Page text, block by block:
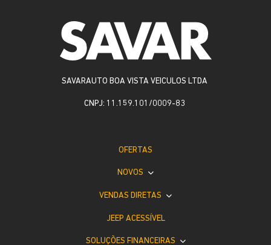
SAVARAUTO BOA VISTA VEICULOS LTDA
CNPJ: 11.159.101/0009-83
OFERTAS
NOVOS
VENDAS DIRETAS
JEEP ACESSÍVEL
SOLUÇÕES FINANCEIRAS